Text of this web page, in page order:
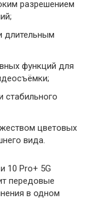
разрешением
длительным
функций для
стабильного
цветовых
вида.
10 Pro+ 5G
передовые
в одном